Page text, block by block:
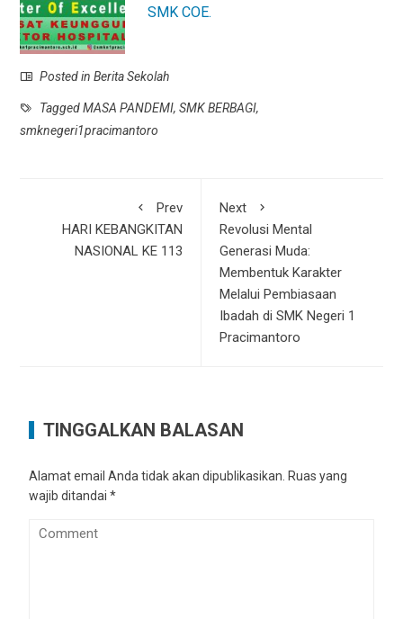
SMK COE.
Posted inBerita Sekolah
TaggedMASA PANDEMI,SMK BERBAGI,
smknegeri1pracimantoro
Prev
HARI KEBANGKITAN
NASIONAL KE 113
Next
Revolusi Mental
Generasi Muda:
Membentuk Karakter
Melalui Pembiasaan
Ibadah di SMK Negeri 1
Pracimantoro
TINGGALKAN BALASAN
Alamat email Anda tidak akan dipublikasikan. Ruas yang
wajib ditandai*